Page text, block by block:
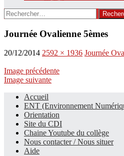
Rechercher :
Journée Ovalienne 5èmes
20/12/2014 2592 × 1936 Journée
Image précédente
Image suivante
Le site du collège
Accueil
ENT (Environnement
Orientation
Site du CDI
Chaine Youtube du collège
Nous contacter / Nous situer
Aide